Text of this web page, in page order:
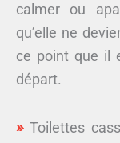
calmer ou
qu’elle ne
ce point que il
départ.
Toilettes